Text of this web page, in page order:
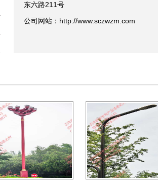
东六路211号
公司网站 ：http://www.sczwzm.com